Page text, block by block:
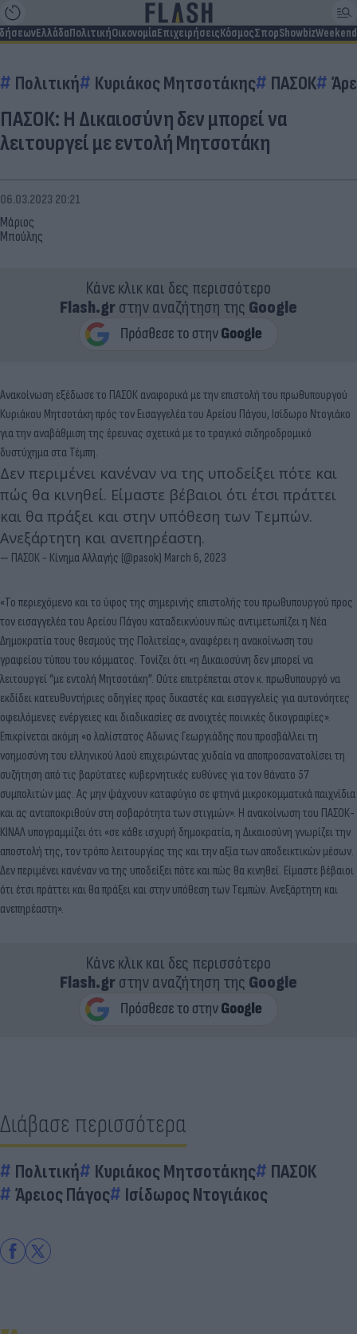
ΕλλάδαΠολιτικήΟικονομίαΕπιχειρήσειςΚόσμοςΣπορShowbizWeekend
Πολιτική Κυριάκος Μητσοτάκης ΠΑΣΟΚ
ΠΑΣΟΚ: Η Δικαιοσύνη δεν μπορεί να
λειτουργεί με εντολή Μητσοτάκη
Μάριος
Μπούλης
06.03.2023 20:21
Κάνε κλικ και δες περισσότερο
Flash.grστην αναζήτηση της Google
Ανακοίνωση εξέδωσε το ΠΑΣΟΚ αναφορικά με την επιστολή του πρωθυπουργού
Κυριάκου Μητσοτάκη πρός τον Εισαγγελέα του Αρείου Πάγου, Ισίδωρο Ντογιάκο
για την αναβάθμιση της έρευνας σχετικά με το τραγικό σιδηροδρομικό
δυστύχημα στα Τέμπη.
Δεν περιμένει κανέναν να της υποδείξει πότε και
πώς θα κινηθεί. Είμαστε βέβαιοι ότι έτσι πράττει
και θα πράξει και στην υπόθεση των Τεμπών.
Ανεξάρτητη και ανεπηρέαστη.
— ΠΑΣΟΚ - Κίνημα Αλλαγής (@pasok) March 6, 2023
«Το περιεχόμενο και το ύφος της σημερινής επιστολής του πρωθυπουργού προς
τον εισαγγελέα του Αρείου Πάγου καταδεικνύουν πώς αντιμετωπίζει η Νέα
Δημοκρατία τους θεσμούς της Πολιτείας», αναφέρει η ανακοίνωση του
γραφείου τύπου του κόμματος. Τονίζει ότι «η Δικαιοσύνη δεν μπορεί να
λειτουργεί “με εντολή Μητσοτάκη”. Ούτε επιτρέπεται στον κ. πρωθυπουργό να
εκδίδει κατευθυντήριες οδηγίες προς δικαστές και εισαγγελείς για αυτονόητες
οφειλόμενες ενέργειες και διαδικασίες σε ανοιχτές ποινικές δικογραφίες».
Επικρίνεται ακόμη «ο λαλίστατος Αδωνις Γεωργιάδης που προσβάλλει τη
νοημοσύνη του ελληνικού λαού επιχειρώντας χυδαία να αποπροσανατολίσει τη
συζήτηση από τις βαρύτατες κυβερνητικές ευθύνες για τον θάνατο 57
συμπολιτών μας. Ας μην ψάχνουν καταφύγιο σε φτηνά μικροκομματικά παιχνίδια
και ας ανταποκριθούν στη σοβαρότητα των στιγμών». Η ανακοίνωση του ΠΑΣΟΚ-
ΚΙΝΑΛ υπογραμμίζει ότι «σε κάθε ισχυρή δημοκρατία, η Δικαιοσύνη γνωρίζει την
αποστολή της, τον τρόπο λειτουργίας της και την αξία των αποδεικτικών μέσων.
Δεν περιμένει κανέναν να της υποδείξει πότε και πώς θα κινηθεί. Είμαστε βέβαιοι
ότι έτσι πράττει και θα πράξει και στην υπόθεση των Τεμπών. Ανεξάρτητη και
ανεπηρέαστη».
Κάνε κλικ και δες περισσότερο
Flash.grστην αναζήτηση της Google
Διάβασε περισσότερα
Πολιτική Κυριάκος Μητσοτάκης
ΠΑΣΟΚ
Άρειος Πάγος
Ισίδωρος Ντογιάκος